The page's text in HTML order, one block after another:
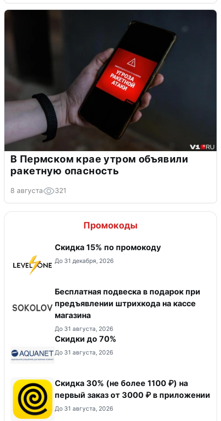
В Пермском крае утром объявили
ракетную опасность
8 августа 321
Промокоды
Скидка 15% по промокоду
До 31 декабря, 2026
Бесплатная подвеска в подарок при
предъявлении штрихкода на кассе
магазина
До 31 августа, 2026
Скидки до 70%
До 31 августа, 2026
Скидка 30% (не более 1100 ₽) на
первый заказ от 3000 ₽ в приложении
До 31 августа, 2026